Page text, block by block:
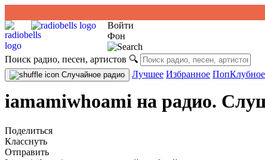
Войти
Фон
Поиск радио, песен, артистов 🔍
Случайное радио Лучшее Избранное ПопКлубное
iamamiwhoami на радио.
Поделиться
Класснуть
Отправить